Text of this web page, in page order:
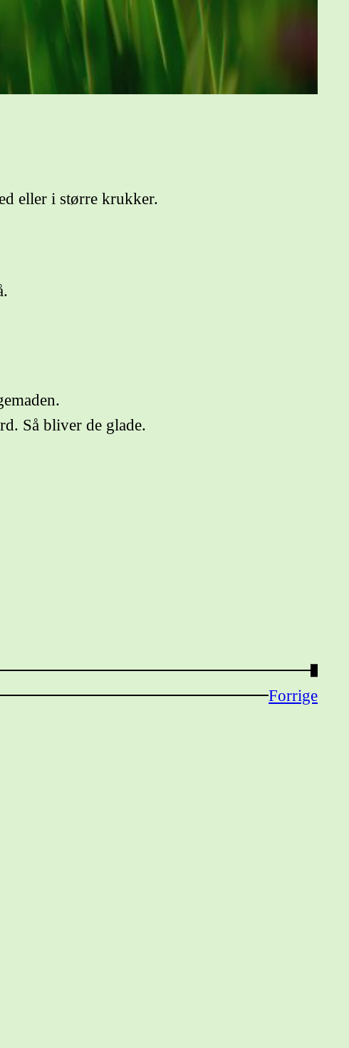
eller i større krukker.
Så bliver de glade.
→
Forrige